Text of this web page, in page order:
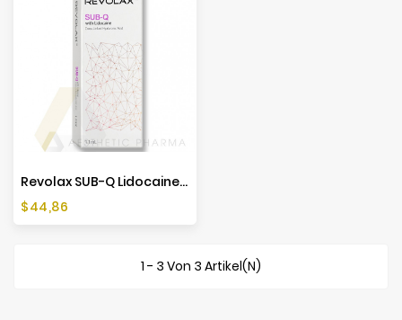
Revolax SUB-Q Lidocaine (1x1,1ml)
Preis
$44,86
1 - 3 Von 3 Artikel(n)